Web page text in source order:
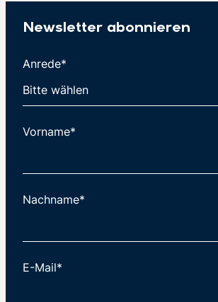
Newsletter abonnieren
Anrede*
Vorname*
Nachname*
E-Mail*